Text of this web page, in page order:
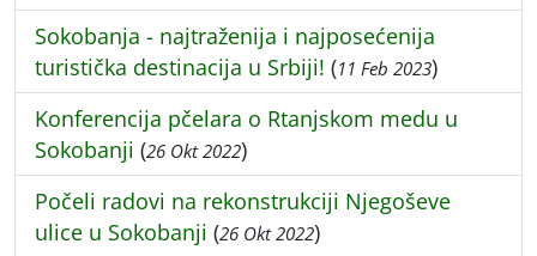
Sokobanja - najtraženija i najposećenija
turistička destinacija u Srbiji! (11 Feb 2023)
Konferencija pčelara o Rtanjskom medu u
Sokobanji (26 Okt 2022)
Počeli radovi na rekonstrukciji Njegoševe
ulice u Sokobanji (26 Okt 2022)